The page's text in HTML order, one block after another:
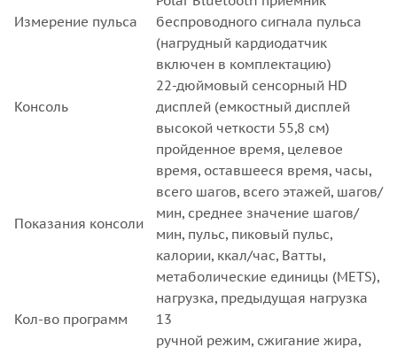
Измерение пульса
беспроводного сигнала пульса
(нагрудный кардиодатчик
включен в комплектацию)
Консоль
22-дюймовый сенсорный HD
дисплей (емкостный дисплей
высокой четкости 55,8 см)
Показания консоли
пройденное время, целевое
время, оставшееся время, часы,
всего шагов, всего этажей, шагов/
мин, среднее значение шагов/
мин, пульс, пиковый пульс,
калории, ккал/час, Ватты,
метаболические единицы (METS),
нагрузка, предыдущая нагрузка
Кол-во программ
13
ручной режим, сжигание жира,